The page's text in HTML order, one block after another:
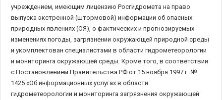
учреждением, имеющим лицензию Росгидромета на право
выпуска экстренной (штормовой) информации об опасных
природных явлениях (ОЯ), о фактических и прогнозируемых
изменениях погоды, загрязнении окружающей природной среды
и укомплектован специалистами в области гидрометеорологии
и мониторинга окружающей среды. Кроме того, в соответствии
с Постановлением Правительства РФ от 15 ноября 1997 г. №
1425 «Об информационных услугах в области
гидрометеорологии и мониторинга загрязнения окружающей